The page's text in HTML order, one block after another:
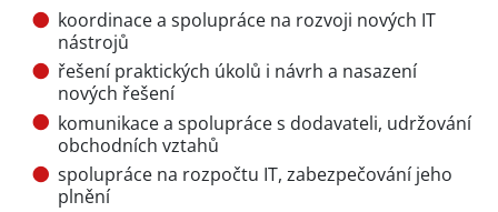
koordinace a spolupráce na rozvoji nových IT
nástrojů
řešení praktických úkolů i návrh a nasazení
nových řešení
komunikace a spolupráce s dodavateli, udržování
obchodních vztahů
spolupráce na rozpočtu IT, zabezpečování jeho
plnění